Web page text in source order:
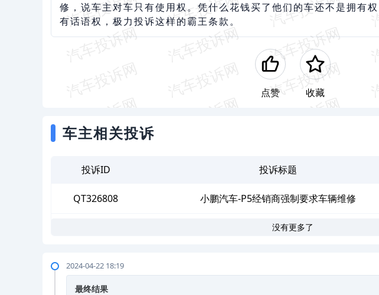
修，说车主对车只有使用权。凭什么花钱买了他们的车还不是拥有
有话语权，极力投诉这样的霸王条款。
点赞 收藏
车主相关投诉
投诉ID 投诉标题
QT326808 小鹏汽车-P5经销商强制要求车辆维修
没有更多了
2024-04-22 18:19
最终结果